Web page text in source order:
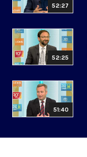
52:27
52:25
51:40